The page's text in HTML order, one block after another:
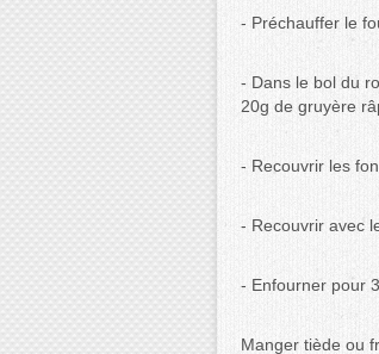
- Préchauffer le
- Dans le bol du
20g de gruyère
- Recouvrir les
- Recouvrir avec
- Enfourner pour
Manger tiède ou